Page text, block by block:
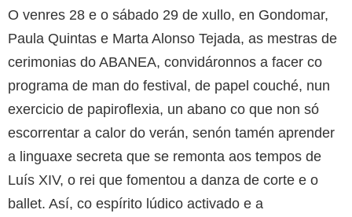
O venres 28 e o sábado 29 de xullo, en Gondomar,
Paula Quintas e Marta Alonso Tejada, as mestras de
cerimonias do ABANEA, convidáronnos a facer co
programa de man do festival, de papel couché, nun
exercicio de papiroflexia, un abano co que non só
escorrentar a calor do verán, senón tamén aprender
a linguaxe secreta que se remonta aos tempos de
Luís XIV, o rei que fomentou a danza de corte e o
ballet. Así, co espírito lúdico activado e a